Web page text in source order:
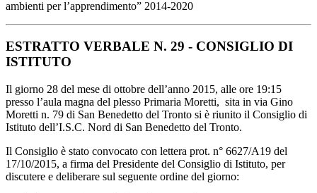
ambienti per l’apprendimento” 2014-2020
ESTRATTO VERBALE N. 29 - CONSIGLIO DI
ISTITUTO
Il giorno 28 del mese di ottobre dell’anno 2015, alle ore 19:15
presso l’aula magna del plesso Primaria Moretti, sita in via Gino
Moretti n. 79 di San Benedetto del Tronto si è riunito il Consiglio di
Istituto dell’I.S.C. Nord di San Benedetto del Tronto.
Il Consiglio è stato convocato con lettera prot. n° 6627/A19 del
17/10/2015, a firma del Presidente del Consiglio di Istituto, per
discutere e deliberare sul seguente ordine del giorno: